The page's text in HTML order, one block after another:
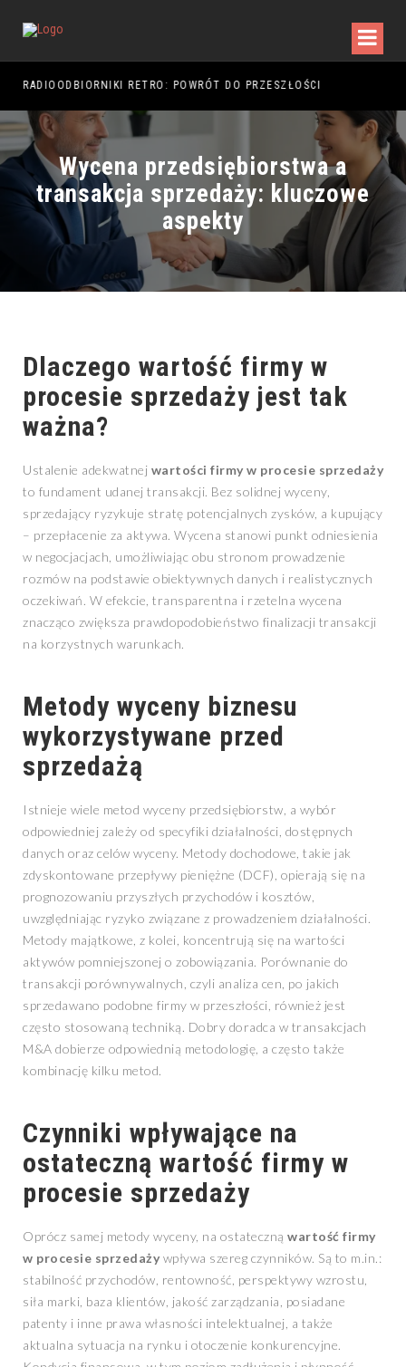
RADIOODBIORNIKI RETRO: POWRÓT DO PRZESZŁOŚCI
Wycena przedsiębiorstwa a
transakcja sprzedaży: kluczowe
aspekty
Dlaczego wartość firmy w
procesie sprzedaży jest tak
ważna?
Ustalenie adekwatnej wartości firmy w procesie sprzedaży
to fundament udanej transakcji. Bez solidnej wyceny,
sprzedający ryzykuje stratę potencjalnych zysków, a kupujący
– przepłacenie za aktywa. Wycena stanowi punkt odniesienia
w negocjacjach, umożliwiając obu stronom prowadzenie
rozmów na podstawie obiektywnych danych i realistycznych
oczekiwań. W efekcie, transparentna i rzetelna wycena
znacząco zwiększa prawdopodobieństwo finalizacji transakcji
na korzystnych warunkach.
Metody wyceny biznesu
wykorzystywane przed
sprzedażą
Istnieje wiele metod wyceny przedsiębiorstw, a wybór
odpowiedniej zależy od specyfiki działalności, dostępnych
danych oraz celów wyceny. Metody dochodowe, takie jak
zdyskontowane przepływy pieniężne (DCF), opierają się na
prognozowaniu przyszłych przychodów i kosztów,
uwzględniając ryzyko związane z prowadzeniem działalności.
Metody majątkowe, z kolei, koncentrują się na wartości
aktywów pomniejszonej o zobowiązania. Porównanie do
transakcji porównywalnych, czyli analiza cen, po jakich
sprzedawano podobne firmy w przeszłości, również jest
często stosowaną techniką. Dobry doradca w transakcjach
M&A dobierze odpowiednią metodologię, a często także
kombinację kilku metod.
Czynniki wpływające na
ostateczną wartość firmy w
procesie sprzedaży
Oprócz samej metody wyceny, na ostateczną wartość firmy
w procesie sprzedaży wpływa szereg czynników. Są to m.in.:
stabilność przychodów, rentowność, perspektywy wzrostu,
siła marki, baza klientów, jakość zarządzania, posiadane
patenty i inne prawa własności intelektualnej, a także
aktualna sytuacja na rynku i otoczenie konkurencyjne.